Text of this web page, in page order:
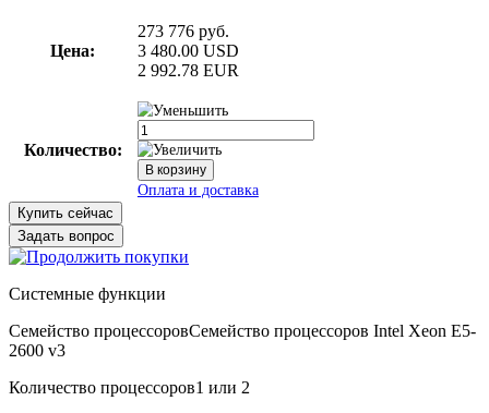
Цена:
273 776 руб.
3 480.00 USD
2 992.78 EUR
Количество:
Купить сейчас
Задать вопрос
Системные функции
Семейство процессоровСемейство процессоров Intel Xeon E5-
2600 v3
Количество процессоров1 или 2